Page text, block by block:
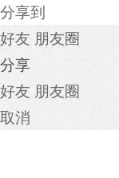
分享到
好友 朋友圈
分享
好友 朋友圈
取消